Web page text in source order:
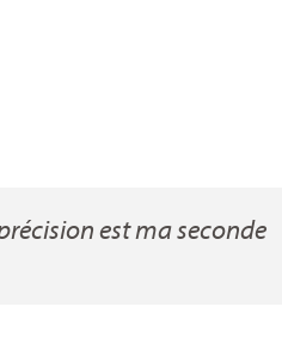
est ma seconde